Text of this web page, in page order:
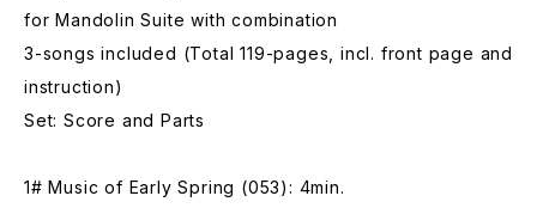
for Mandolin Suite with combination
3-songs included (Total 119-pages, incl. front page and
instruction)
Set: Score and Parts
1# Music of Early Spring (053): 4min.